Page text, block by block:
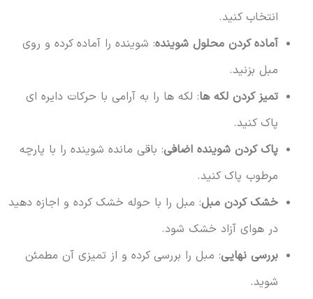
انتخاب کنید.
آماده کردن محلول شوینده: شوینده را آماده کرده و روی
مبل بزنید.
تمیز کردن لکه ها: لکه ها را به آرامی با حرکات دایره ای
پاک کنید.
پاک کردن شوینده اضافی: باقی مانده شوینده را با پارچه
مرطوب پاک کنید.
خشک کردن مبل: مبل را با حوله خشک کرده و اجازه دهید
در هوای آزاد خشک شود.
بررسی نهایی: مبل را بررسی کرده و از تمیزی آن مطمئن
شوید.